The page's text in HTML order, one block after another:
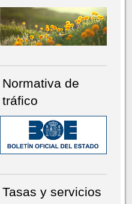
Normativa de
tráfico
Tasas y servicios